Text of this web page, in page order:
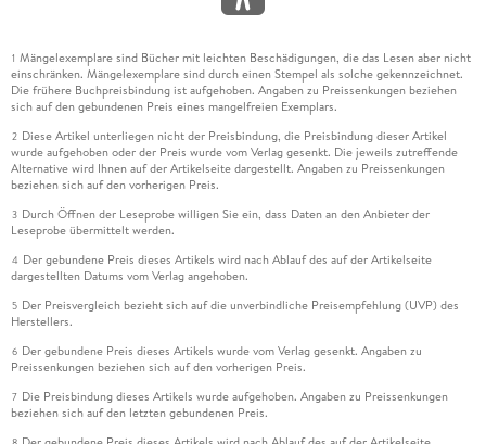
1 Mängelexemplare sind Bücher mit leichten Beschädigungen, die das Lesen aber nicht
einschränken. Mängelexemplare sind durch einen Stempel als solche gekennzeichnet.
Die frühere Buchpreisbindung ist aufgehoben. Angaben zu Preissenkungen beziehen
sich auf den gebundenen Preis eines mangelfreien Exemplars.
2 Diese Artikel unterliegen nicht der Preisbindung, die Preisbindung dieser Artikel
wurde aufgehoben oder der Preis wurde vom Verlag gesenkt. Die jeweils zutreffende
Alternative wird Ihnen auf der Artikelseite dargestellt. Angaben zu Preissenkungen
beziehen sich auf den vorherigen Preis.
3 Durch Öffnen der Leseprobe willigen Sie ein, dass Daten an den Anbieter der
Leseprobe übermittelt werden.
4 Der gebundene Preis dieses Artikels wird nach Ablauf des auf der Artikelseite
dargestellten Datums vom Verlag angehoben.
5 Der Preisvergleich bezieht sich auf die unverbindliche Preisempfehlung (UVP) des
Herstellers.
6 Der gebundene Preis dieses Artikels wurde vom Verlag gesenkt. Angaben zu
Preissenkungen beziehen sich auf den vorherigen Preis.
7 Die Preisbindung dieses Artikels wurde aufgehoben. Angaben zu Preissenkungen
beziehen sich auf den letzten gebundenen Preis.